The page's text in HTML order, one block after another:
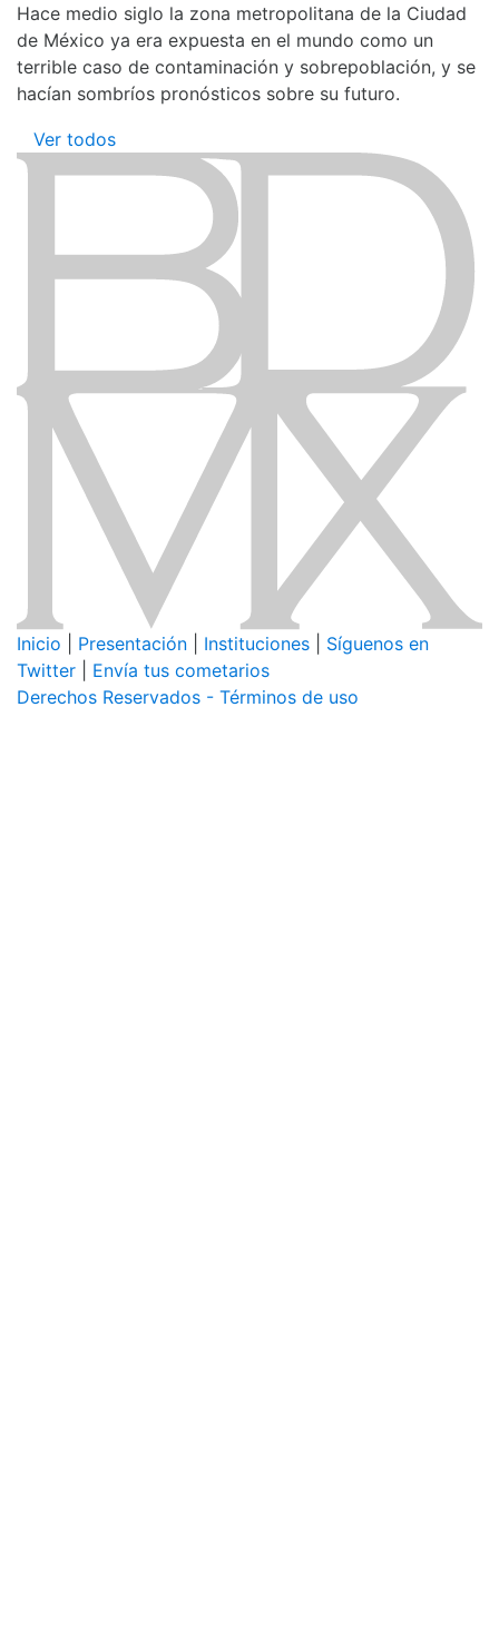
Hace medio siglo la zona metropolitana de la Ciudad
de México ya era expuesta en el mundo como un
terrible caso de contaminación y sobrepoblación, y se
hacían sombríos pronósticos sobre su futuro.
Ver todos
Inicio Presentación Instituciones
Síguenos en
Twitter
Envía tus cometarios
Derechos Reservados - Términos de uso